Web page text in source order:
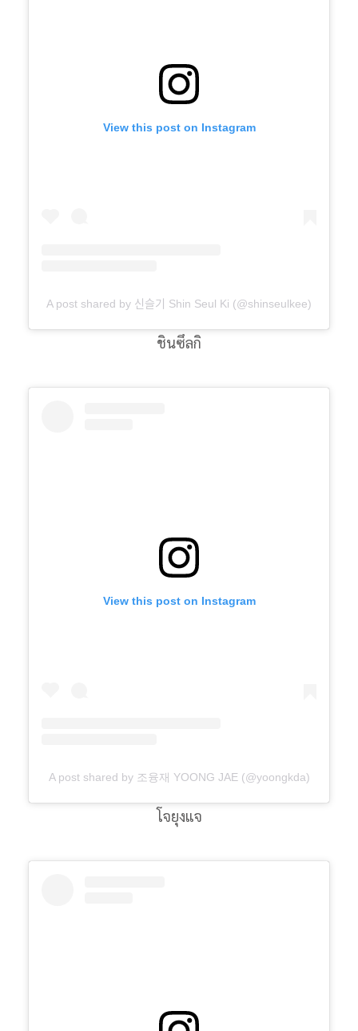
View this post on Instagram
A post shared by 신슬기 Shin Seul Ki (@shinseulkee)
ชินซึลกิ
View this post on Instagram
A post shared by 조융재 YOONG JAE (@yoongkda)
โจยุงแจ